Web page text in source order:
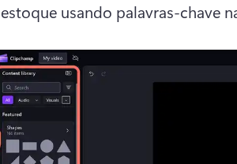
estoque usando palavras-chave